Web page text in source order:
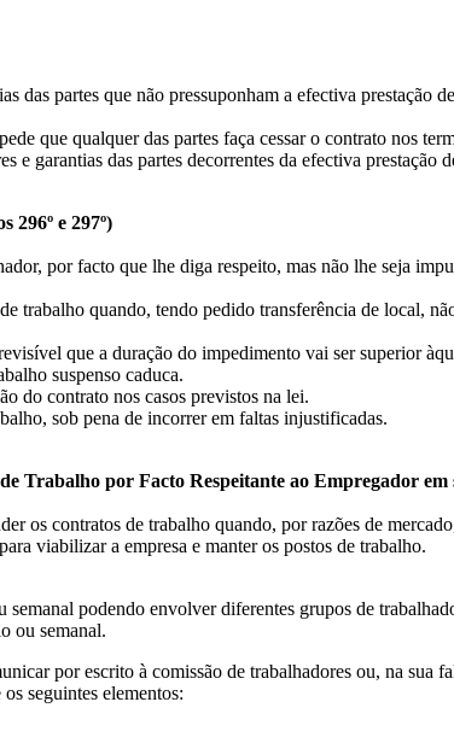
partes que não pressuponham a efectiva prestação
que qualquer das partes faça cessar o contrato nos
garantias das partes decorrentes da efectiva prestação
296º e 297º)
por facto que lhe diga respeito, mas não lhe seja
quando, tendo pedido transferência de local,
que a duração do impedimento vai ser superior
suspenso caduca.
do contrato nos casos previstos na lei.
sob pena de incorrer em faltas injustificadas.
por Facto Respeitante ao Empregador em
os contratos de trabalho quando, por razões de
viabilizar a empresa e manter os postos de trabalho.
podendo envolver diferentes grupos de
ou semanal.
por escrito à comissão de trabalhadores ou, na sua
seguintes elementos: